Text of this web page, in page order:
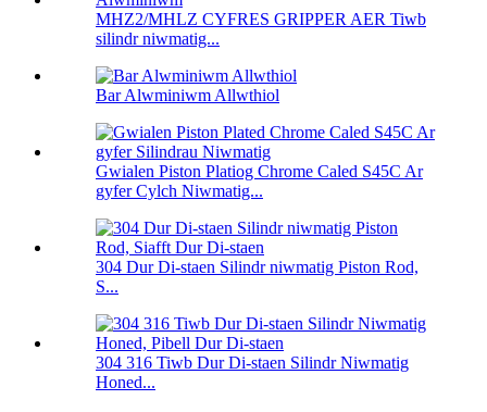
MHZ2/MHLZ CYFRES GRIPPER AER Tiwb
silindr niwmatig...
Bar Alwminiwm Allwthiol
Gwialen Piston Platiog Chrome Caled S45C Ar
gyfer Cylch Niwmatig...
304 Dur Di-staen Silindr niwmatig Piston Rod,
S...
304 316 Tiwb Dur Di-staen Silindr Niwmatig
Honed...